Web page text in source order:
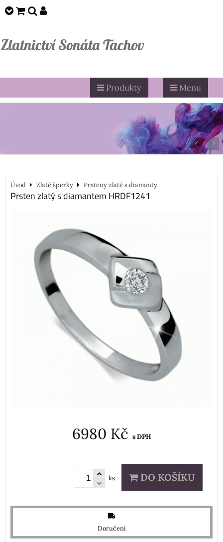
Zlatnictví Sonáta Tachov
Produkty Menu
Úvod Zlaté šperky Prsteny zlaté s diamanty
Prsten zlatý s diamantem HRDF1241
6980 Kč s DPH
ks DO KOŠÍKU
Doručení